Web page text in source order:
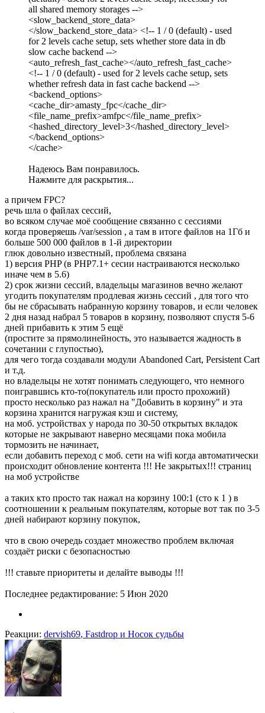
all shared memory storages -->
<slow_backend_store_data>
</slow_backend_store_data> <!-- 1 / 0 (default) - used
for 2 levels cache setup, sets whether store data in db
slow cache backend -->
<auto_refresh_fast_cache></auto_refresh_fast_cache>
<!-- 1 / 0 (default) - used for 2 levels cache setup, sets
whether refresh data in fast cache backend -->
<backend_options>
<cache_dir>amasty_fpc</cache_dir>
<file_name_prefix>amfpc</file_name_prefix>
<hashed_directory_level>3</hashed_directory_level>
</backend_options>
</cache>
Надеюсь Вам понравилось.
Нажмите для раскрытия...
а причем FPC?
речь шла о файлах сессий,
во всяком случае моё сообщение связанно с сессиями
когда проверяешь /var/session , а там в итоге файлов на 1Гб и
больше 500 000 файлов в 1-й директории
глюк довольно известный, проблема связана
1) версия PHP (в РНР7.1+ сесии настраиваются несколько
иначе чем в 5.6)
2) срок жизни сессий, владельцы магазинов вечно желают
угодить покупателям продлевая жизнь сессий , для того что
бы не сбрасывать набранную корзину товаров, и если человек
2 дня назад набрал 5 товаров в корзину, позволяют спустя 5-6
дней прибавить к этим 5 ещё
(простите за прямолинейность, это называется жадность в
сочетании с глупостью),
для чего тогда создавали модули Abandoned Cart, Persistent Cart
и т.д.
но владельцы не хотят понимать следующего, что немного
поигравшись кто-то(покупатель или просто прохожий)
просто несколько раз нажал на "Добавить в корзину" и эта
корзина хранится нагружая кэш и систему,
на моб. устройствах у народа по 30-50 открытых вкладок
которые не закрывают наверно месяцами пока мобила
тормозить не начинает,
если добавить переход с моб. сети на wifi когда автоматически
происходит обновление контента !!! Не закрытых!!! страниц
на моб устройстве
а таких кто просто так нажал на корзину 100:1 (сто к 1 ) в
соотношении к реальным покупателям, которые вот так по 3-5
дней набирают корзину покупок,
что в свою очередь создает множество проблем включая
создаёт риски с безопасностью
!!! ставьте приоритеты и делайте выводы !!!
Последнее редактирование: 5 Июн 2020
Реакции: dervish69, Fastdrop и Носок судьбы